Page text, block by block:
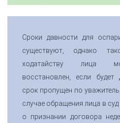
Сроки давности для
существуют, однако
ходатайству лица
восстановлен, если будет
срок пропущен по
случае обращения лица в
о признании договора